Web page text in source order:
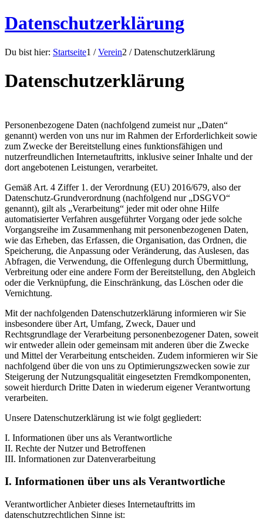
Datenschutzerklärung
Du bist hier: Startseite1 / Verein2 / Datenschutzerklärung
Datenschutzerklärung
Personenbezogene Daten (nachfolgend zumeist nur „Daten“
genannt) werden von uns nur im Rahmen der Erforderlichkeit sowie
zum Zwecke der Bereitstellung eines funktionsfähigen und
nutzerfreundlichen Internetauftritts, inklusive seiner Inhalte und der
dort angebotenen Leistungen, verarbeitet.
Gemäß Art. 4 Ziffer 1. der Verordnung (EU) 2016/679, also der
Datenschutz-Grundverordnung (nachfolgend nur „DSGVO“
genannt), gilt als „Verarbeitung“ jeder mit oder ohne Hilfe
automatisierter Verfahren ausgeführter Vorgang oder jede solche
Vorgangsreihe im Zusammenhang mit personenbezogenen Daten,
wie das Erheben, das Erfassen, die Organisation, das Ordnen, die
Speicherung, die Anpassung oder Veränderung, das Auslesen, das
Abfragen, die Verwendung, die Offenlegung durch Übermittlung,
Verbreitung oder eine andere Form der Bereitstellung, den Abgleich
oder die Verknüpfung, die Einschränkung, das Löschen oder die
Vernichtung.
Mit der nachfolgenden Datenschutzerklärung informieren wir Sie
insbesondere über Art, Umfang, Zweck, Dauer und
Rechtsgrundlage der Verarbeitung personenbezogener Daten, soweit
wir entweder allein oder gemeinsam mit anderen über die Zwecke
und Mittel der Verarbeitung entscheiden. Zudem informieren wir Sie
nachfolgend über die von uns zu Optimierungszwecken sowie zur
Steigerung der Nutzungsqualität eingesetzten Fremdkomponenten,
soweit hierdurch Dritte Daten in wiederum eigener Verantwortung
verarbeiten.
Unsere Datenschutzerklärung ist wie folgt gegliedert:
I. Informationen über uns als Verantwortliche
II. Rechte der Nutzer und Betroffenen
III. Informationen zur Datenverarbeitung
I. Informationen über uns als Verantwortliche
Verantwortlicher Anbieter dieses Internetauftritts im
datenschutzrechtlichen Sinne ist: